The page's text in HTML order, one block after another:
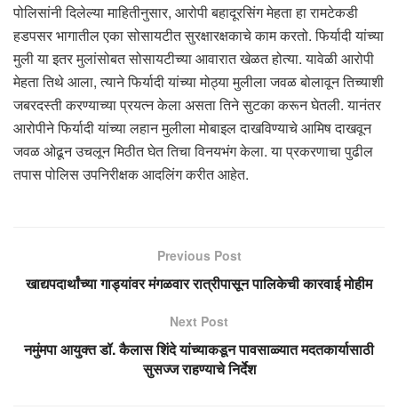
पोलिसांनी दिलेल्या माहितीनुसार, आरोपी बहादूरसिंग मेहता हा रामटेकडी
हडपसर भागातील एका सोसायटीत सुरक्षारक्षकाचे काम करतो. फिर्यादी यांच्या
मुली या इतर मुलांसोबत सोसायटीच्या आवारात खेळत होत्या. यावेळी आरोपी
मेहता तिथे आला, त्याने फिर्यादी यांच्या मोठ्या मुलीला जवळ बोलावून तिच्याशी
जबरदस्ती करण्याच्या प्रयत्न केला असता तिने सुटका करून घेतली. यानंतर
आरोपीने फिर्यादी यांच्या लहान मुलीला मोबाइल दाखविण्याचे आमिष दाखवून
जवळ ओढून उचलून मिठीत घेत तिचा विनयभंग केला. या प्रकरणाचा पुढील
तपास पोलिस उपनिरीक्षक आदलिंग करीत आहेत.
Previous Post
खाद्यपदार्थांच्या गाड्यांवर मंगळवार रात्रीपासून पालिकेची कारवाई मोहीम
Next Post
नमुंमपा आयुक्त डॉ. कैलास शिंदे यांच्याकडून पावसाळ्यात मदतकार्यासाठी
सुसज्ज राहण्याचे निर्देश